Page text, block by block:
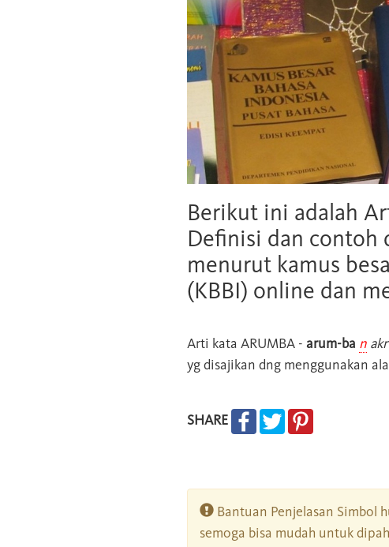
Berikut ini adalah
Definisi dan contoh
menurut kamus
(KBBI) online dan
Arti kata ARUMBA - arum-ba n akr
yg disajikan dng menggunakan
SHARE
Bantuan Penjelasan Simbol
semoga bisa mudah untuk